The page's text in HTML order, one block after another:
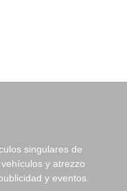
singulares de
y atrezzo
y eventos.